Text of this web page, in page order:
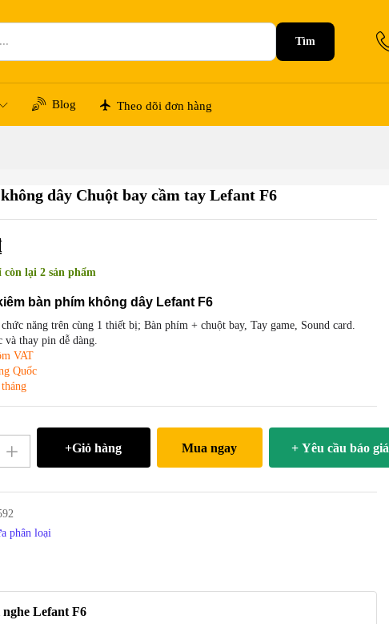
Tìm
Blog Theo dõi đơn hàng
dây Chuột bay cầm tay Lefant F6
còn lại 2 sản phẩm
bàn phím không dây Lefant F6
năng trên cùng 1 thiết bị; Bàn phím + chuột bay, Tay game, Sound card.
và thay pin dễ dàng.
VAT
Quốc
+Giỏ hàng Mua ngay + Yêu cầu báo giá
phân loại
Lefant F6